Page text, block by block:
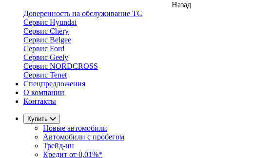
Назад
Доверенность на обслуживание ТС
Сервис Hyundai
Сервис Chery
Сервис Belgee
Сервис Ford
Сервис Geely
Сервис NORDCROSS
Сервис Tenet
Спецпредложения
О компании
Контакты
Купить
Новые автомобили
Автомобили с пробегом
Трейд-ин
Кредит от 0,01%*